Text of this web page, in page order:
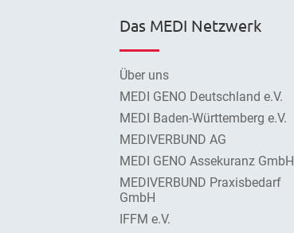
Das MEDI Netzwerk
Über uns
MEDI GENO Deutschland e.V.
MEDI Baden-Württemberg e.V.
MEDIVERBUND AG
MEDI GENO Assekuranz GmbH
MEDIVERBUND Praxisbedarf
GmbH
IFFM e.V.